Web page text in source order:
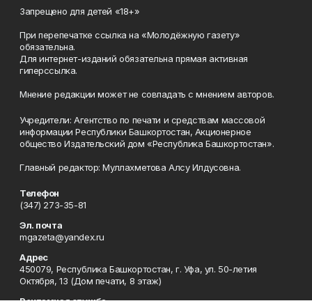
Запрещено для детей «18+»
При перепечатке ссылка на «Молодёжную газету»
обязательна.
Для интернет-изданий обязательна прямая активная
гиперссылка.
Мнение редакции может не совпадать с мнением авторов.
Учредители: Агентство по печати и средствам массовой
информации Республики Башкортостан, Акционерное
общество Издательский дом «Республика Башкортостан».
Главный редактор: Муллахметова Алсу Илдусовна.
Телефон
(347) 273-35-81
Эл. почта
mgazeta@yandex.ru
Адрес
450079, Республика Башкортостан, г. Уфа, ул. 50-летия
Октября, 13 (Дом печати, 8 этаж)
Рекламная служба